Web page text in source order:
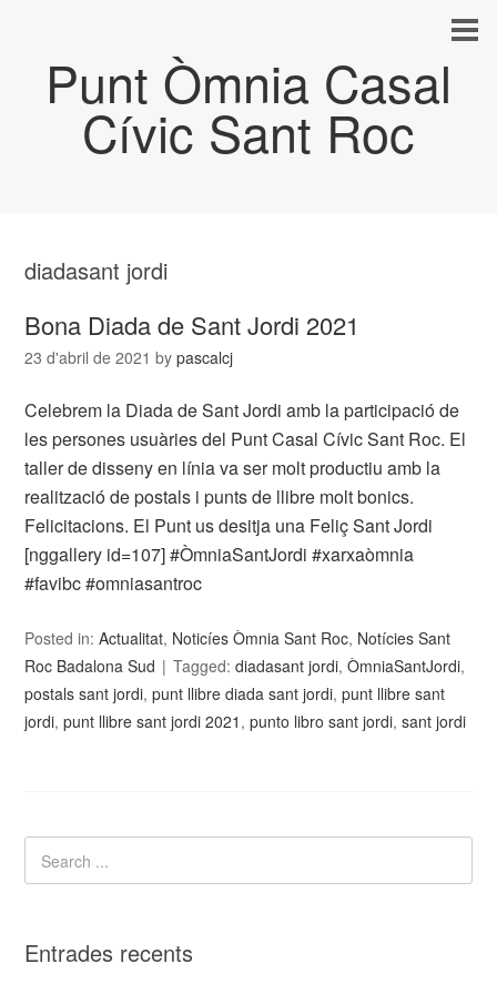
Punt Òmnia Casal
Cívic Sant Roc
diadasant jordi
Bona Diada de Sant Jordi 2021
23 d'abril de 2021 bypascalcj
Celebrem la Diada de Sant Jordi amb la participació de
les persones usuàries del Punt Casal Cívic Sant Roc. El
taller de disseny en línia va ser molt productiu amb la
realització de postals i punts de llibre molt bonics.
Felicitacions. El Punt us desitja una Feliç Sant Jordi
[nggallery id=107] #ÒmniaSantJordi #xarxaòmnia
#favibc #omniasantroc
Posted in:Actualitat, Noticíes Òmnia Sant Roc, Notícies Sant
Roc Badalona Sud
Tagged:diadasant jordi,ÒmniaSantJordi,
postals sant jordi,punt llibre diada sant jordi,punt llibre sant
jordi,punt llibre sant jordi 2021 ,punto libro sant jordi,sant jordi
Entrades recents